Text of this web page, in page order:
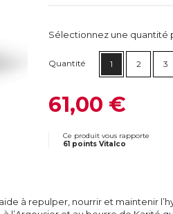
Sélectionnez une quantité
Quantité 1 2 3
61,00 €
Ce produit vous rapporte
61 points Vitalco
à repulper, nourrir et maintenir